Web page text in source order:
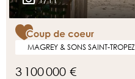
MAGREY & SONS SAINT-TROPEZ
3 100 000 €